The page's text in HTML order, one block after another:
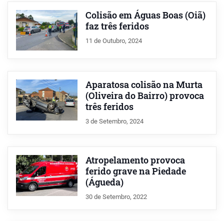
Colisão em Águas Boas (Oiã)
faz três feridos
11 de Outubro, 2024
Aparatosa colisão na Murta
(Oliveira do Bairro) provoca
três feridos
3 de Setembro, 2024
Atropelamento provoca
ferido grave na Piedade
(Águeda)
30 de Setembro, 2022